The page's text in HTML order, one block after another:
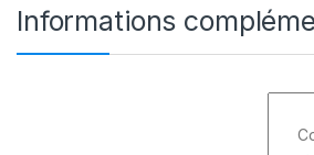
Informations